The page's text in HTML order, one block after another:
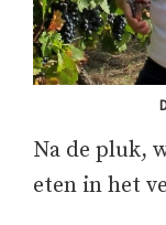
Na de pluk,
eten in het